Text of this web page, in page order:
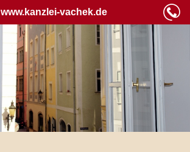
www.kanzlei-vachek.de